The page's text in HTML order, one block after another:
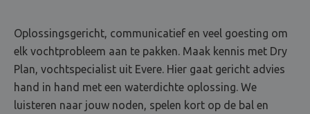
Oplossingsgericht, communicatief en veel goesting om
elk vochtprobleem aan te pakken. Maak kennis met Dry
Plan, vochtspecialist uit Evere. Hier gaat gericht advies
hand in hand met een waterdichte oplossing. We
luisteren naar jouw noden, spelen kort op de bal en